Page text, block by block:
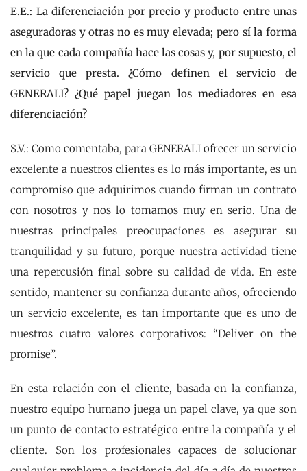
E.E.: La diferenciación por precio y producto entre unas
aseguradoras y otras no es muy elevada; pero sí la forma
en la que cada compañía hace las cosas y, por supuesto, el
servicio que presta. ¿Cómo definen el servicio de
GENERALI? ¿Qué papel juegan los mediadores en esa
diferenciación?
S.V.: Como comentaba, para GENERALI ofrecer un servicio
excelente a nuestros clientes es lo más importante, es un
compromiso que adquirimos cuando firman un contrato
con nosotros y nos lo tomamos muy en serio. Una de
nuestras principales preocupaciones es asegurar su
tranquilidad y su futuro, porque nuestra actividad tiene
una repercusión final sobre su calidad de vida. En este
sentido, mantener su confianza durante años, ofreciendo
un servicio excelente, es tan importante que es uno de
nuestros cuatro valores corporativos: “Deliver on the
promise”.
En esta relación con el cliente, basada en la confianza,
nuestro equipo humano juega un papel clave, ya que son
un punto de contacto estratégico entre la compañía y el
cliente. Son los profesionales capaces de solucionar